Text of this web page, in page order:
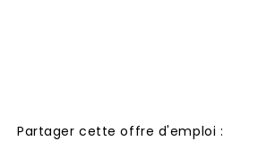
Partager cette offre d'emploi :